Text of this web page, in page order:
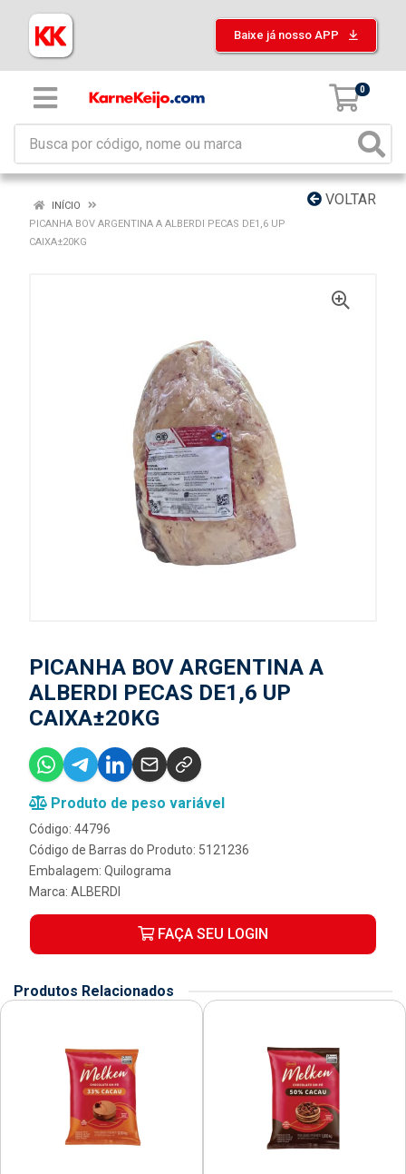
Baixe já nosso APP
0
VOLTAR
INÍCIO
PICANHA BOV ARGENTINA A ALBERDI PECAS DE1,6 UP
CAIXA±20KG
PICANHA BOV ARGENTINA A
ALBERDI PECAS DE1,6 UP
CAIXA±20KG
Produto de peso variável
Código: 44796
Código de Barras do Produto: 5121236
Embalagem: Quilograma
Marca: ALBERDI
FAÇA SEU LOGIN
Produtos Relacionados